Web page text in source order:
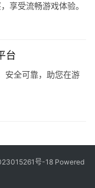
享受流畅游戏体验。
台
安全可靠，助您在游
号-18 Powered